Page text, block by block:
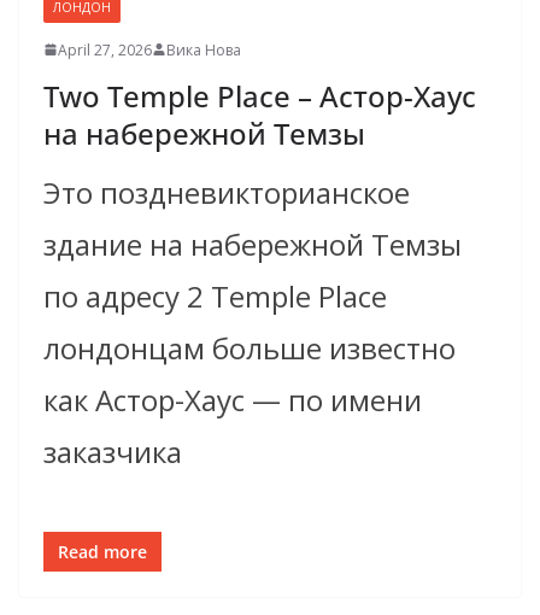
ЛОНДОН
April 27, 2026 Вика Нова
Two Temple Place – Астор-Хаус
на набережной Темзы
Это поздневикторианское
здание на набережной Темзы
по адресу 2 Temple Place
лондонцам больше известно
как Астор-Хаус — по имени
заказчика
Read more